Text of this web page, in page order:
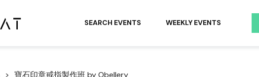
SEARCH EVENTS WEEKLY EVENTS
寶石印章戒指製作班 by Obellery